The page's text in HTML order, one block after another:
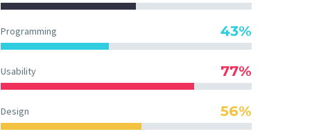
Programming 43%
Usability 77%
Design 56%